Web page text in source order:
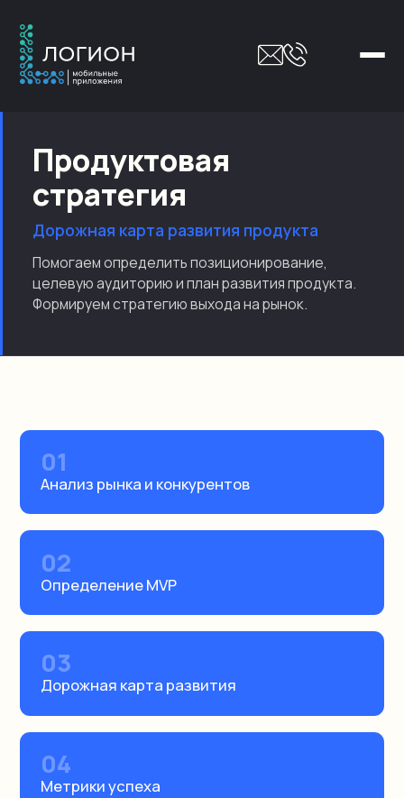
Продуктовая
стратегия
Дорожная карта развития продукта
Помогаем определить позиционирование,
целевую аудиторию и план развития продукта.
Формируем стратегию выхода на рынок.
01
Анализ рынка и конкурентов
02
Определение MVP
03
Дорожная карта развития
04
Метрики успеха